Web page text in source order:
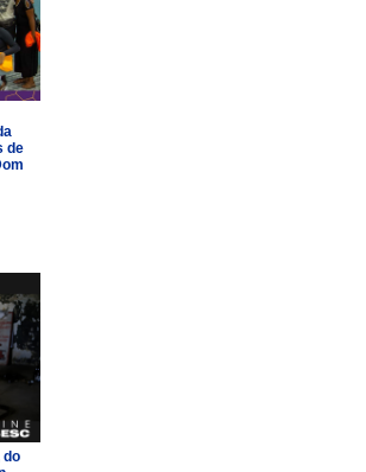
de
do